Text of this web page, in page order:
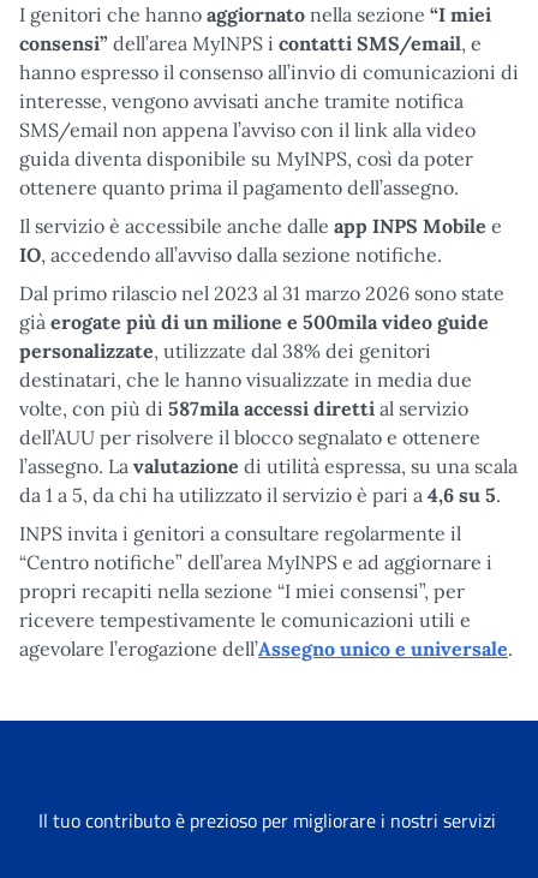
I genitori che hanno aggiornato nella sezione “I miei
consensi” dell’area MyINPS i contatti SMS/email, e
hanno espresso il consenso all’invio di comunicazioni di
interesse, vengono avvisati anche tramite notifica
SMS/email non appena l’avviso con il link alla video
guida diventa disponibile su MyINPS, così da poter
ottenere quanto prima il pagamento dell’assegno.
Il servizio è accessibile anche dalle app INPS Mobile e
IO, accedendo all’avviso dalla sezione notifiche.
Dal primo rilascio nel 2023 al 31 marzo 2026 sono state
già erogate più di un milione e 500mila video guide
personalizzate, utilizzate dal 38% dei genitori
destinatari, che le hanno visualizzate in media due
volte, con più di 587mila accessi diretti al servizio
dell’AUU per risolvere il blocco segnalato e ottenere
l’assegno. La valutazione di utilità espressa, su una scala
da 1 a 5, da chi ha utilizzato il servizio è pari a 4,6 su 5.
INPS invita i genitori a consultare regolarmente il
“Centro notifiche” dell’area MyINPS e ad aggiornare i
propri recapiti nella sezione “I miei consensi”, per
ricevere tempestivamente le comunicazioni utili e
agevolare l’erogazione dell’Assegno unico e universale.
Il tuo contributo è prezioso per migliorare i nostri servizi